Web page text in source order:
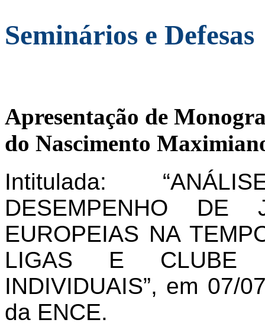
Seminários e Defesas
Apresentação de
do Nascimento
Intitulada:
DESEMPENHO DE
EUROPEIAS NA
LIGAS E CLUBE
INDIVIDUAIS”, em 07/
da ENCE.